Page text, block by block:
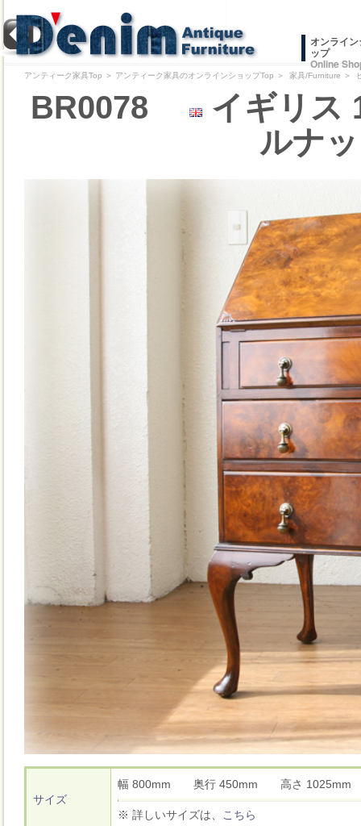
オンライ
ップ
Online
アンティーク家具Top ＞ アンティーク家具のオンラインショップTop ＞ 家具/Furniture ＞
BR0078
イギリス
ルナ
サイズ
幅 800mm 奥行 450mm 高さ
※ 詳しいサイズは、 こちら